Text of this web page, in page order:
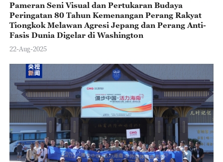
Pameran Seni Visual dan Pertukaran Budaya
Peringatan 80 Tahun Kemenangan Perang Rakyat
Tiongkok Melawan Agresi Jepang dan Perang Anti-
Fasis Dunia Digelar di Washington
22-Aug-2025